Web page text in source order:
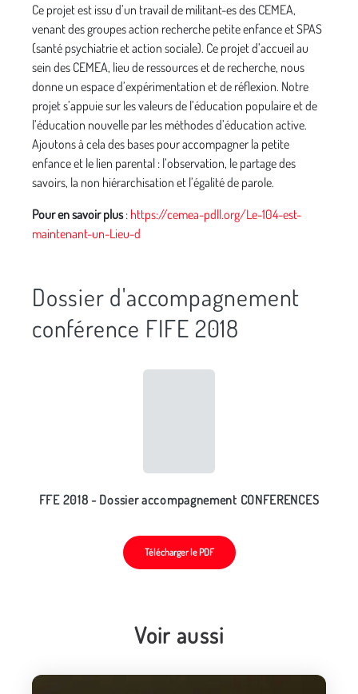
Ce projet est issu d’un travail de militant-es des CEMEA,
venant des groupes action recherche petite enfance et SPAS
(santé psychiatrie et action sociale). Ce projet d’accueil au
sein des CEMEA, lieu de ressources et de recherche, nous
donne un espace d’expérimentation et de réflexion. Notre
projet s’appuie sur les valeurs de l’éducation populaire et de
l’éducation nouvelle par les méthodes d’éducation active.
Ajoutons à cela des bases pour accompagner la petite
enfance et le lien parental : l’observation, le partage des
savoirs, la non hiérarchisation et l’égalité de parole.
Pour en savoir plus: https://cemea-pdll.org/Le-104-est-
maintenant-un-Lieu-d
Dossier d'accompagnement
conférence FIFE 2018
FFE 2018 - Dossier accompagnement CONFERENCES
Télécharger le PDF
Voir aussi